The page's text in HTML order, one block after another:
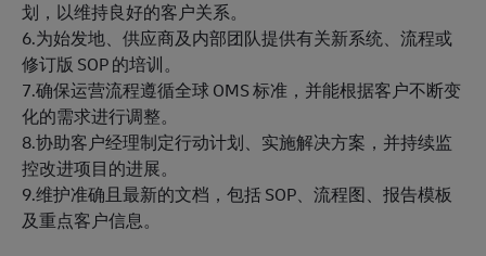
划，以维持良好的客户关系。
6.为始发地、供应商及内部团队提供有关新系统、流程或
修订版 SOP 的培训。
7.确保运营流程遵循全球 OMS 标准，并能根据客户不断变
化的需求进行调整。
8.协助客户经理制定行动计划、实施解决方案，并持续监
控改进项目的进展。
9.维护准确且最新的文档，包括 SOP、流程图、报告模板
及重点客户信息。